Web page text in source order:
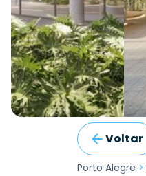
Voltar
Porto Alegre >